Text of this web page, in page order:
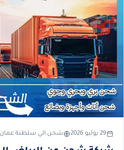
29 يوليو 2026 شحن الي سلطنة عمان